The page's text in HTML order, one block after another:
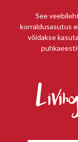
See
korraldusasutus
võidakse